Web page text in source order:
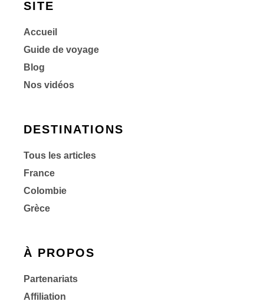
SITE
Accueil
Guide de voyage
Blog
Nos vidéos
DESTINATIONS
Tous les articles
France
Colombie
Grèce
À PROPOS
Partenariats
Affiliation